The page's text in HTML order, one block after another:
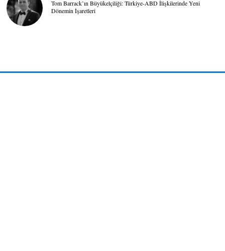
Tom Barrack’ın Büyükelçiliği: Türkiye-ABD İlişkilerinde Yeni
Dönemin İşaretleri